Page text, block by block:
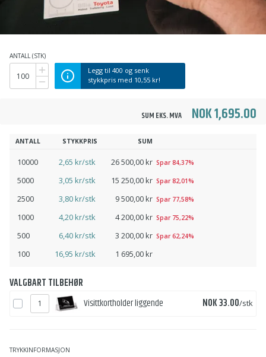
ANTALL (STK)
Legg til 400 og senk
stykkpris med 10,55 kr!
SUM EKS. MVA NOK 1,695.00
ANTALL STYKKPRIS SUM
10000 2,65 kr/stk 26 500,00 kr Spar 84,37%
5000 3,05 kr/stk 15 250,00 kr Spar 82,01%
2500 3,80 kr/stk 9 500,00 kr Spar 77,58%
1000 4,20 kr/stk 4 200,00 kr Spar 75,22%
500 6,40 kr/stk 3 200,00 kr Spar 62,24%
100 16,95 kr/stk 1 695,00 kr
VALGBART TILBEHØR
Visittkortholder liggende
Pris
NOK 33.00/stk
TRYKKINFORMASJON